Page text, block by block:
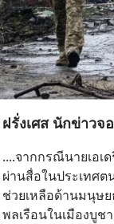
ฝรั่งเศส นักข่าวจ
....จากกรณีนายเอเ
ผ่านสื่อในประเทศต
ช่วยเหลือด้านมนุษ
พลเรือนในเมืองบูช